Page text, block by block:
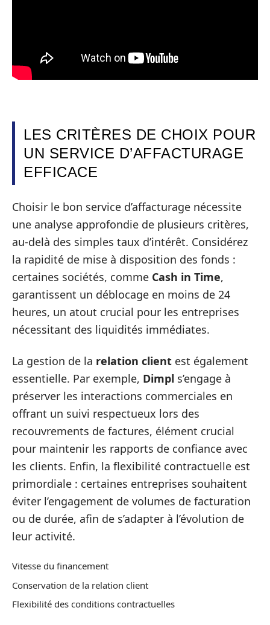
LES CRITÈRES DE CHOIX POUR
UN SERVICE D’AFFACTURAGE
EFFICACE
Choisir le bon service d’affacturage nécessite
une analyse approfondie de plusieurs critères,
au-delà des simples taux d’intérêt. Considérez
la rapidité de mise à disposition des fonds :
certaines sociétés, comme Cash in Time,
garantissent un déblocage en moins de 24
heures, un atout crucial pour les entreprises
nécessitant des liquidités immédiates.
La gestion de la relation client est également
essentielle. Par exemple, Dimpl s’engage à
préserver les interactions commerciales en
offrant un suivi respectueux lors des
recouvrements de factures, élément crucial
pour maintenir les rapports de confiance avec
les clients. Enfin, la flexibilité contractuelle est
primordiale : certaines entreprises souhaitent
éviter l’engagement de volumes de facturation
ou de durée, afin de s’adapter à l’évolution de
leur activité.
Vitesse du financement
Conservation de la relation client
Flexibilité des conditions contractuelles